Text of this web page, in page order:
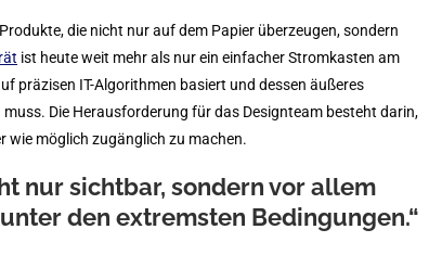
die nicht nur auf dem Papier überzeugen, sondern
ist heute weit mehr als nur ein einfacher Stromkasten am
präzisen IT-Algorithmen basiert und dessen äußeres
Die Herausforderung für das Designteam besteht darin,
wie möglich zugänglich zu machen.
nur sichtbar, sondern vor allem
den extremsten Bedingungen.“